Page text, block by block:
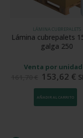
LÁMINA CUBREPALETS
Lámina cubrepalets
galga 250
Venta por
153,62 €
AÑADIR AL CARRITO